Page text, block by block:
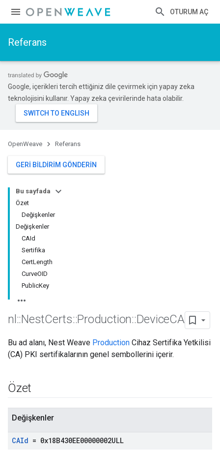
OTURUM AÇ
Referans
Google, içerikleri tercih ettiğiniz dile çevirmek için yapay zeka
teknolojisini kullanır. Yapay zeka çevirilerinde hata olabilir.
OpenWeave Referans
GERI BILDIRIM GÖNDERIN
Bu sayfada
Özet
Değişkenler
Değişkenler
CAId
Sertifika
CertLength
CurveOID
PublicKey
nl ::NestCerts::Production::DeviceCA
Bu ad alanı, Nest Weave Production Cihaz Sertifika Yetkilisi
(CA) PKI sertifikalarının genel sembollerini içerir.
Özet
Değişkenler
CAId = 0x18B430EE00000002ULL